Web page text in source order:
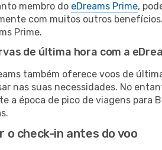
membro do eDreams Prime,
com muitos outros
Prime.
de última hora com a
também oferece voos de
nas suas necessidades. No
a época de pico de viagens para
o check-in antes do voo